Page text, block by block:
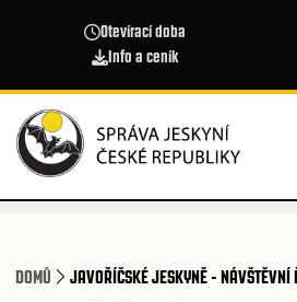
Otevírací doba
Info a ceník
DOMŮ JAVOŘÍČSKÉ JESKYNĚ - NÁVŠTĚVNÍ